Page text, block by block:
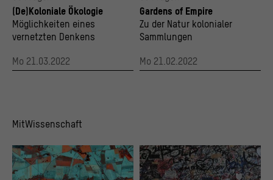
(De)Koloniale Ökologie
Möglichkeiten eines
vernetzten Denkens
Mo 21.03.2022
Gardens of Empire
Zu der Natur kolonialer
Sammlungen
Mo 21.02.2022
MitWissenschaft